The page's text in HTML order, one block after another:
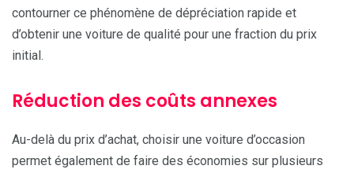
contourner ce phénomène de dépréciation rapide et
d’obtenir une voiture de qualité pour une fraction du prix
initial.
Réduction des coûts annexes
Au-delà du prix d’achat, choisir une voiture d’occasion
permet également de faire des économies sur plusieurs